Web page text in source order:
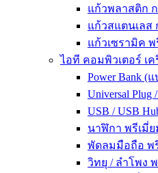
แก้วพลาสติก
แก้วสแตนเลส
แก้วเซรามิค พ
ไอที คอมพิวเตอร์ เ
Power Bank (
Universal Plug
USB / USB
นาฬิกา พรีเมี่ย
พัดลมมือถือ พ
วิทยุ / ลำโพง